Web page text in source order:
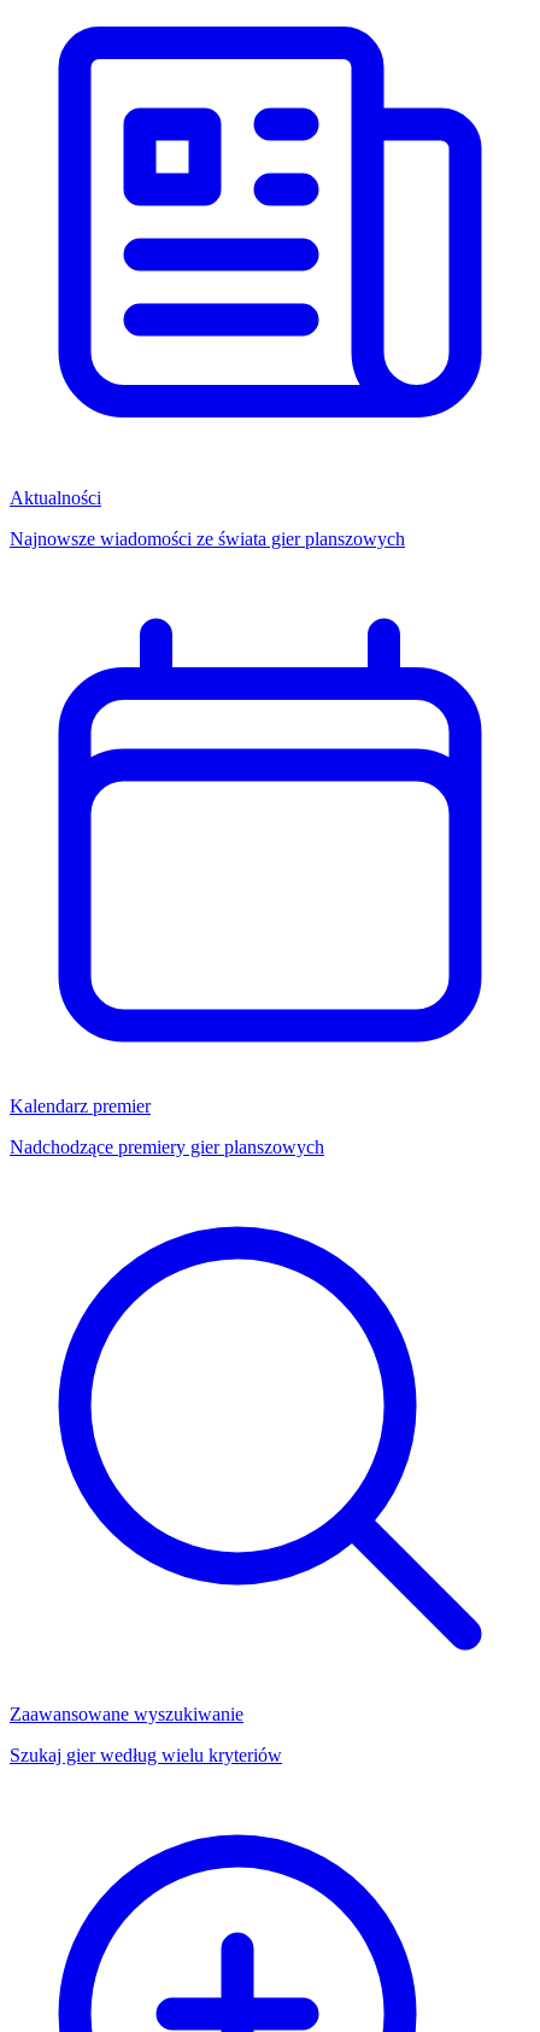
Aktualności
Najnowsze wiadomości ze świata gier planszowych
Kalendarz premier
Nadchodzące premiery gier planszowych
Zaawansowane wyszukiwanie
Szukaj gier według wielu kryteriów